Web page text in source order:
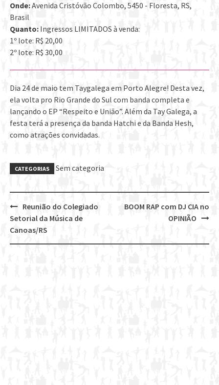
Onde:Avenida Cristóvão Colombo, 5450 - Floresta, RS,
Brasil
Quanto: Ingressos LIMITADOS à venda:
1º lote: R$ 20,00
2º lote: R$ 30,00
Dia 24 de maio tem Taygalega em Porto Alegre! Desta vez,
ela volta pro Rio Grande do Sul com banda completa e
lançando o EP “Respeito e União”. Além da Tay Galega, a
festa terá a presença da banda Hatchi e da Banda Hesh,
como atrações convidadas.
CATEGORIAS Sem categoria
Post
navigation
BOOM RAP com DJ CIA no
OPINIÃO
Reunião do Colegiado
Setorial da Música de
Canoas/RS